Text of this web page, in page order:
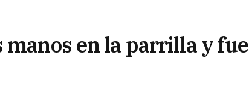
en la parrilla y fue